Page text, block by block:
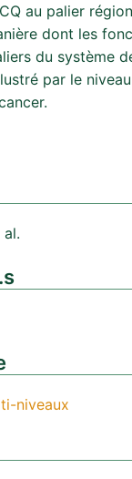
au palier
dont les
du système
par le
al.
niveaux